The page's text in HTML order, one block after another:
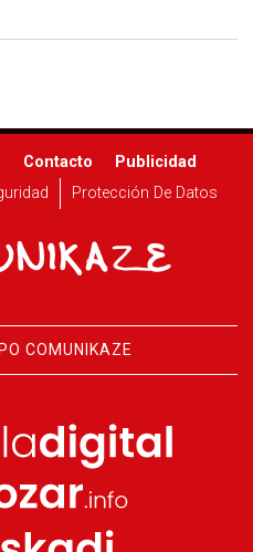
Contacto
Publicidad
Protección De Datos
COMUNIKAZE